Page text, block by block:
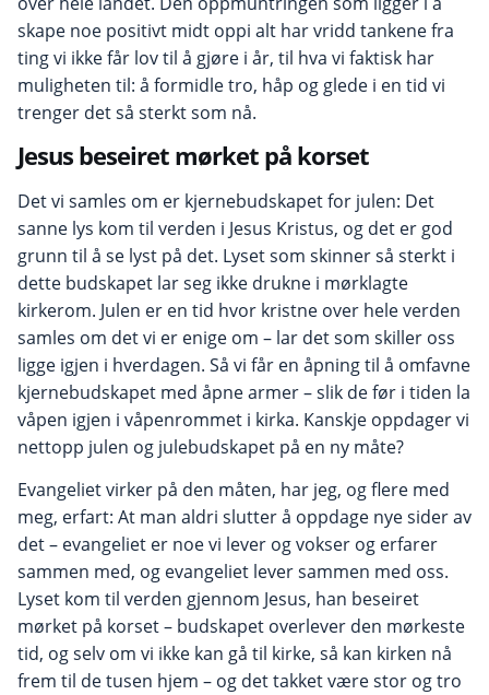
skape noe positivt midt oppi alt har vridd tankene fra
ting vi ikke får lov til å gjøre i år, til hva vi faktisk har
muligheten til: å formidle tro, håp og glede i en tid vi
trenger det så sterkt som nå.
Jesus beseiret mørket på korset
Det vi samles om er kjernebudskapet for julen: Det
sanne lys kom til verden i Jesus Kristus, og det er god
grunn til å se lyst på det. Lyset som skinner så sterkt i
dette budskapet lar seg ikke drukne i mørklagte
kirkerom. Julen er en tid hvor kristne over hele verden
samles om det vi er enige om – lar det som skiller oss
ligge igjen i hverdagen. Så vi får en åpning til å omfavne
kjernebudskapet med åpne armer – slik de før i tiden la
våpen igjen i våpenrommet i kirka. Kanskje oppdager vi
nettopp julen og julebudskapet på en ny måte?
Evangeliet virker på den måten, har jeg, og flere med
meg, erfart: At man aldri slutter å oppdage nye sider av
det – evangeliet er noe vi lever og vokser og erfarer
sammen med, og evangeliet lever sammen med oss.
Lyset kom til verden gjennom Jesus, han beseiret
mørket på korset – budskapet overlever den mørkeste
tid, og selv om vi ikke kan gå til kirke, så kan kirken nå
frem til de tusen hjem – og det takket være stor og tro